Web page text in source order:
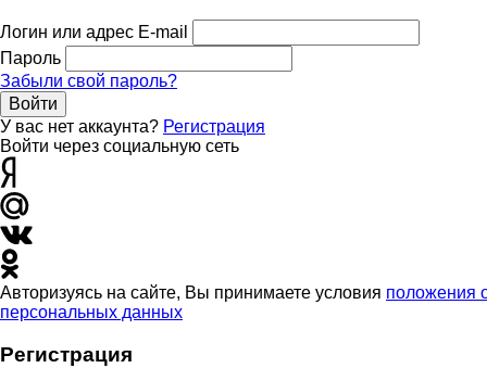
Логин или адрес E-mail
Пароль
Забыли свой пароль?
Войти
У вас нет аккаунта? Регистрация
Войти через социальную сеть
Авторизуясь на сайте, Вы принимаете условия положения
персональных данных
Регистрация